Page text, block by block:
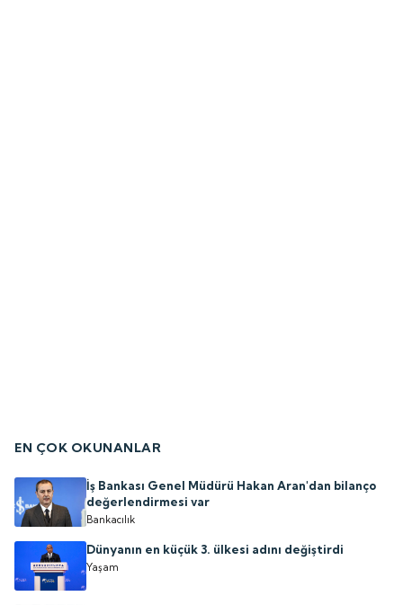
EN ÇOK OKUNANLAR
İş Bankası Genel Müdürü Hakan Aran'dan bilanço
değerlendirmesi var
Bankacılık
Dünyanın en küçük 3. ülkesi adını değiştirdi
Yaşam